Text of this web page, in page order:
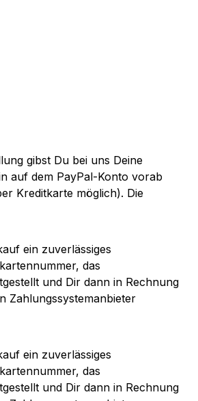
gibst Du bei uns Deine
auf dem PayPal-Konto vorab
Kreditkarte möglich). Die
ein zuverlässiges
das
und Dir dann in Rechnung
Zahlungssystemanbieter
ein zuverlässiges
das
und Dir dann in Rechnung